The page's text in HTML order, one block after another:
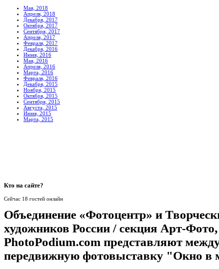
Мая, 2018
Апреля, 2018
Декабря, 2017
Октября, 2017
Сентября, 2017
Апреля, 2017
Февраля, 2017
Декабря, 2016
Июня, 2016
Мая, 2016
Апреля, 2016
Марта, 2016
Февраля, 2016
Декабря, 2015
Ноября, 2015
Октября, 2015
Сентября, 2015
Августа, 2015
Июня, 2015
Марта, 2015
Кто на сайте?
Сейчас 18 гостей онлайн
Объединение «Фотоцентр» и
художников России / секция Арт-Фото,
PhotoPodium.com представляют
передвижную фотовыставку "Окно в